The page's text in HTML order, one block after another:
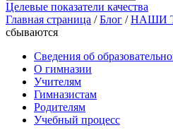
Целевые показатели качества
Главная страница /Блог /НАШИ
сбываются
Сведения об
О гимназии
Учителям
Гимназистам
Родителям
Учебный процесс